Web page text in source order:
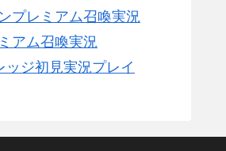
プレミアム召喚実況
アム召喚実況
ッジ初見実況プレイ